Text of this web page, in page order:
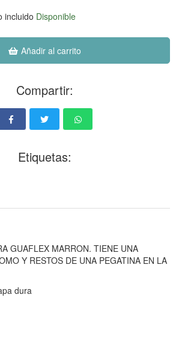
incluido Disponible
Añadir al carrito
Compartir:
Etiquetas:
GUAFLEX MARRON. TIENE UNA
Y RESTOS DE UNA PEGATINA EN LA
dura